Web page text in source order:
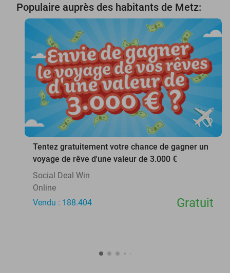
Populaire auprès des habitants de Metz:
favorite_border
Tentez gratuitement votre chance de gagner un
voyage de rêve d'une valeur de 3.000 €
Social Deal Win
Online
Vendu : 188.404
Gratuit